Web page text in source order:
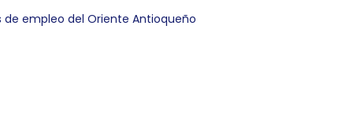
empleo del Oriente Antioqueño